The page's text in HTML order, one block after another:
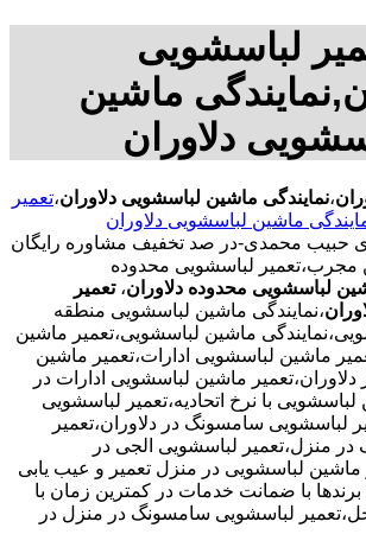
لباسشویی
ماشین
دلاوران
،نمایندگی ماشین لباسشویی دلاوران،تعمیر
ماشین لباسشویی دلاوران
آقای حبیب محمدی-در صد تخفیف مشاوره رایگان
مجرب،تعمیر لباسشویی محدوده
لباسشویی محدوده دلاوران، تعمیر
،نمایندگی ماشین لباسشویی منطقه
ماشین لباسشویی،تعمیر ماشین
ماشین لباسشویی ادارات،تعمیر ماشین
ماشین لباسشویی ادارات در
لباسشویی با نرخ اتحادیه،تعمیر لباسشویی
لباسشویی سامسونگ در دلاوران،تعمیر
منزل،تعمیر لباسشویی الجی در
ماشین لباسشویی در منزل تعمیر و عیب یابی
برندها با ضمانت خدمات در کمترین زمان با
لباسشویی سامسونگ در منزل در